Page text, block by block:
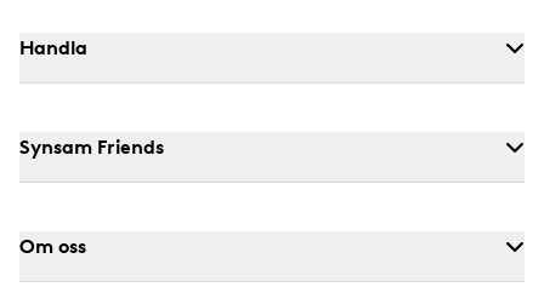
Handla
Synsam Friends
Om oss